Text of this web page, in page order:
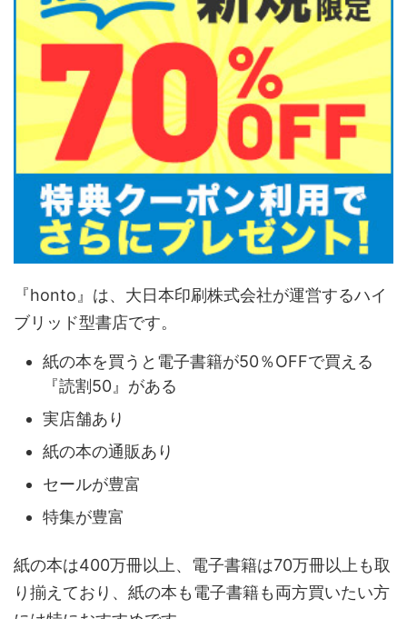
『honto』は、大日本印刷株式会社が運営するハイ
ブリッド型書店です。
紙の本を買うと電子書籍が50％OFFで買える
『読割50』がある
実店舗あり
紙の本の通販あり
セールが豊富
特集が豊富
紙の本は400万冊以上、電子書籍は70万冊以上も取
り揃えており、紙の本も電子書籍も両方買いたい方